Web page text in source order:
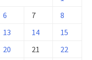
6 7
8
13 14
15
20 21
22